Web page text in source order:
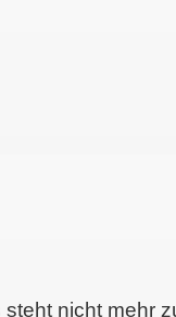
nicht mehr